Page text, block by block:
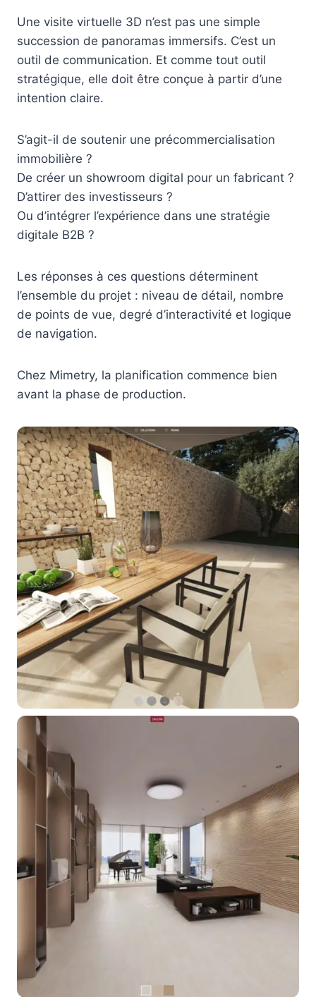
Une visite virtuelle 3D n’est pas une simple
succession de panoramas immersifs. C’est un
outil de communication. Et comme tout outil
stratégique, elle doit être conçue à partir d’une
intention claire.
S’agit-il de soutenir une précommercialisation
immobilière ?
De créer un showroom digital pour un fabricant ?
D’attirer des investisseurs ?
Ou d’intégrer l’expérience dans une stratégie
digitale B2B ?
Les réponses à ces questions déterminent
l’ensemble du projet : niveau de détail, nombre
de points de vue, degré d’interactivité et logique
de navigation.
Chez Mimetry, la planification commence bien
avant la phase de production.